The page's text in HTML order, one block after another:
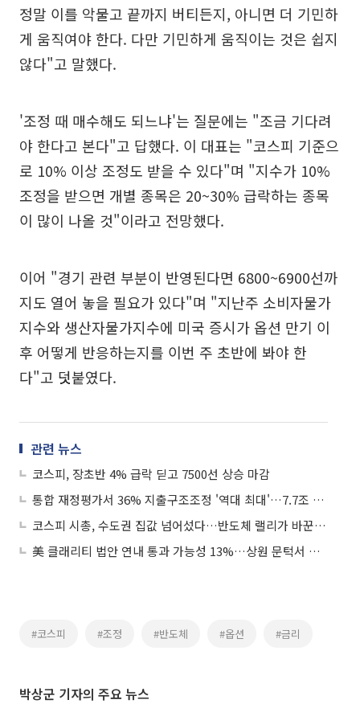
정말 이를 악물고 끝까지 버티든지, 아니면 더 기민하
게 움직여야 한다. 다만 기민하게 움직이는 것은 쉽지
않다"고 말했다.
'조정 때 매수해도 되느냐'는 질문에는 "조금 기다려
야 한다고 본다"고 답했다. 이 대표는 "코스피 기준으
로 10% 이상 조정도 받을 수 있다"며 "지수가 10%
조정을 받으면 개별 종목은 20~30% 급락하는 종목
이 많이 나올 것"이라고 전망했다.
이어 "경기 관련 부분이 반영된다면 6800~6900선까
지도 열어 놓을 필요가 있다"며 "지난주 소비자물가
지수와 생산자물가지수에 미국 증시가 옵션 만기 이
후 어떻게 반응하는지를 이번 주 초반에 봐야 한
다"고 덧붙였다.
관련 뉴스
코스피, 장초반 4% 급락 딛고 7500선 상승 마감
통합 재정평가서 36% 지출구조조정 '역대 최대'…7.7조 절감
코스피 시총, 수도권 집값 넘어섰다…반도체 랠리가 바꾼 자산지형
美 클래리티 법안 연내 통과 가능성 13%…상원 문턱서 제동
#코스피 #조정 #반도체 #옵션 #금리
박상군 기자의 주요 뉴스